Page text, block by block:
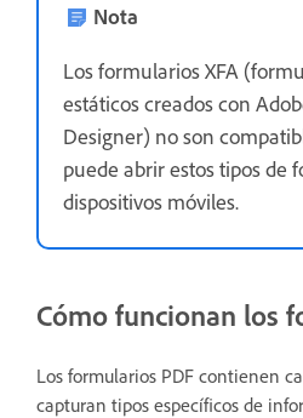
Nota
Los formularios XFA
estáticos creados con
Designer) no son
puede abrir estos tipos de
dispositivos móviles.
Cómo funcionan los
Los formularios PDF contienen
capturan tipos específicos de